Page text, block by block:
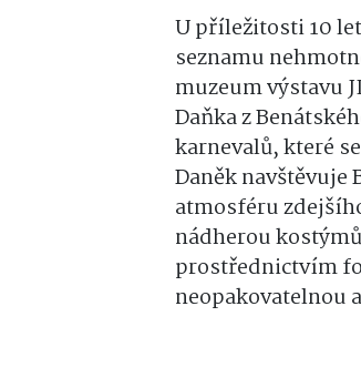
U příležitosti 10
seznamu
muzeum výstavu
Daňka z
karnevalů, které
Daněk navštěvuje
atmosféru
nádherou
prostřednictvím
neopakovatelnou